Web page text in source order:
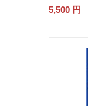
5,500 円